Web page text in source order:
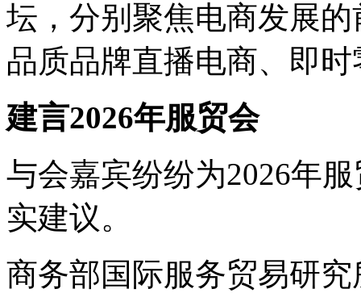
坛，分别聚焦电商发展
品质品牌直播电商、即
建言2026年服贸会
与会嘉宾纷纷为2026年
实建议。
商务部国际服务贸易研